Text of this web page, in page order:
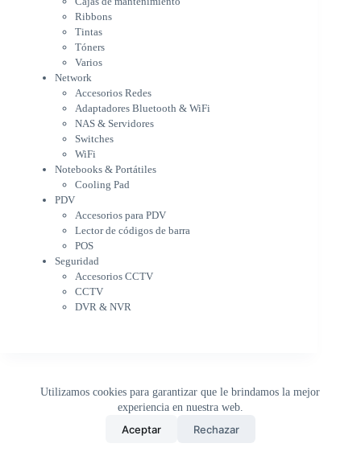
Utilizamos cookies para garantizar que le brindamos la mejor
experiencia en nuestra web.
Aceptar Rechazar
Network
Accesorios Redes
Adaptadores Bluetooth & WiFi
Switches
WiFi
Notebooks & Portátiles
Cargador para notebook
Cooling Pad
PDV
Accesorios para PDV
Lector de códigos de barra
POS
Seguridad
Accesorios CCTV
CCTV
DVR & NVR
Sin categorizar
Ribbons
Tintas
Tóners
Varios
Network
Accesorios Redes
Adaptadores Bluetooth & WiFi
NAS & Servidores
Switches
WiFi
Notebooks & Portátiles
Cooling Pad
PDV
Accesorios para PDV
Lector de códigos de barra
POS
Seguridad
Accesorios CCTV
CCTV
DVR & NVR